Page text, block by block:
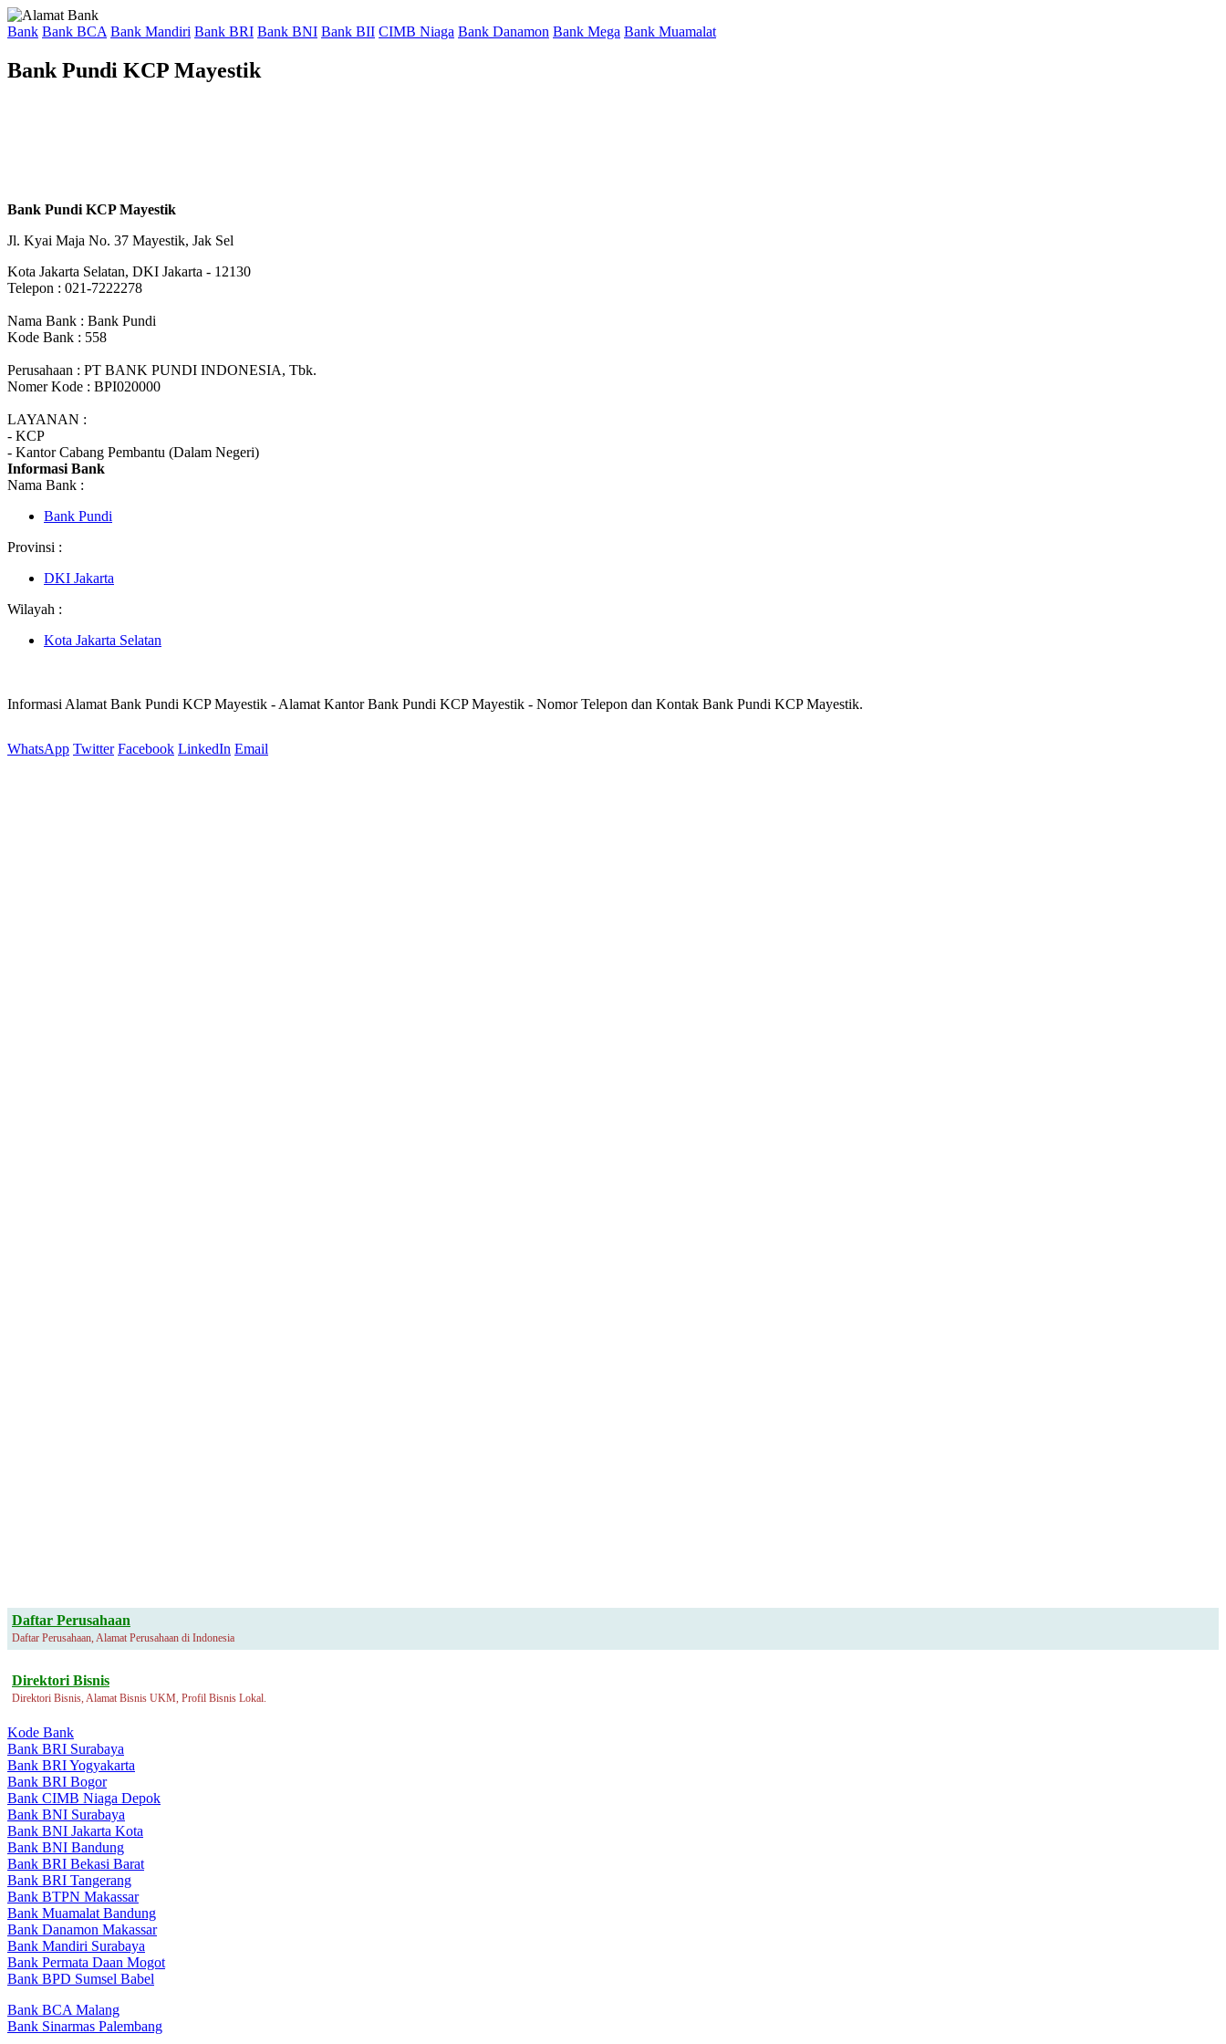
Bank Bank BCA Bank Mandiri Bank BRI Bank BNI Bank BII CIMB Niaga Bank Danamon Bank Mega Bank Muamalat
Bank Pundi KCP Mayestik
Bank Pundi KCP Mayestik
Jl. Kyai Maja No. 37 Mayestik, Jak Sel
Kota Jakarta Selatan, DKI Jakarta - 12130
Telepon : 021-7222278
Nama Bank : Bank Pundi
Kode Bank : 558
Perusahaan : PT BANK PUNDI INDONESIA, Tbk.
Nomer Kode : BPI020000
LAYANAN :
- KCP
- Kantor Cabang Pembantu (Dalam Negeri)
Informasi Bank
Nama Bank :
Bank Pundi
Provinsi :
DKI Jakarta
Wilayah :
Kota Jakarta Selatan
Informasi Alamat Bank Pundi KCP Mayestik - Alamat Kantor Bank Pundi KCP Mayestik - Nomor Telepon dan Kontak Bank Pundi KCP Mayestik.
WhatsApp Twitter Facebook LinkedIn Email
Daftar Perusahaan
Daftar Perusahaan, Alamat Perusahaan di Indonesia
Direktori Bisnis
Direktori Bisnis, Alamat Bisnis UKM, Profil Bisnis Lokal.
Kode Bank
Bank BRI Surabaya
Bank BRI Yogyakarta
Bank BRI Bogor
Bank CIMB Niaga Depok
Bank BNI Surabaya
Bank BNI Jakarta Kota
Bank BNI Bandung
Bank BRI Bekasi Barat
Bank BRI Tangerang
Bank BTPN Makassar
Bank Muamalat Bandung
Bank Danamon Makassar
Bank Mandiri Surabaya
Bank Permata Daan Mogot
Bank BPD Sumsel Babel
Bank BCA Malang
Bank Sinarmas Palembang